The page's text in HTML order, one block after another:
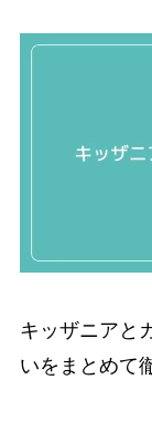
キッザニアと
いをまとめて